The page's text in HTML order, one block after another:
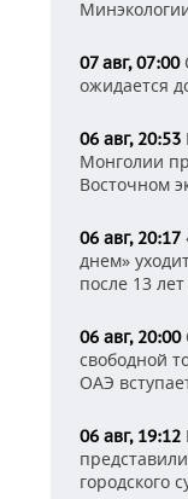
07 авг, 07:00
ожидается
06 авг, 20:53
Монголии
Восточном
06 авг, 20:17
днем»
после 13
06 авг, 20:00
свободной
ОАЭ
06 авг, 19:12
городского